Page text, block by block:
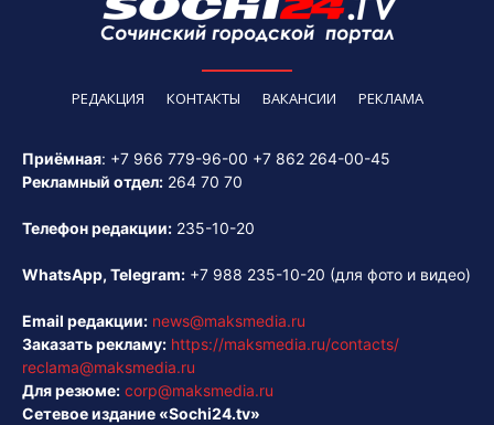
РЕДАКЦИЯ КОНТАКТЫ ВАКАНСИИ РЕКЛАМА
Приёмная: +7 966 779-96-00 +7 862 264-00-45
Рекламный отдел: 264 70 70
Телефон редакции: 235-10-20
WhatsApp, Telegram: +7 988 235-10-20 (для фото и видео)
Email редакции: news@maksmedia.ru
Заказать рекламу: https://maksmedia.ru/contacts/
reclama@maksmedia.ru
Для резюме: corp@maksmedia.ru
Сетевое издание «Sochi24.tv»